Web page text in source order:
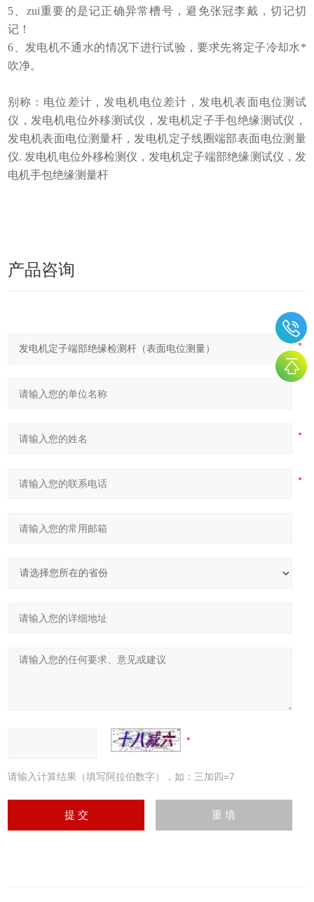
5、zui重要的是记正确异常槽号，避免张冠李戴，切记切
记！
6、发电机不通水的情况下进行试验，要求先将定子冷却水*
吹净。
别称：电位差计，发电机电位差计，发电机表面电位测试
仪，发电机电位外移测试仪，发电机定子手包绝缘测试仪，
发电机表面电位测量杆，发电机定子线圈端部表面电位测量
仪. 发电机电位外移检测仪，发电机定子端部绝缘测试仪，发
电机手包绝缘测量杆
产品咨询
请输入计算结果（填写阿拉伯数字），如：三加四=7